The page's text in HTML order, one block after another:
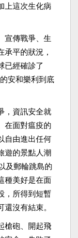
上這次生化病
宣傳戰爭、生
承平的狀況，
已經確診了
安和樂利到底
，資訊安全就
在面對瘟疫的
自由進出任何
遊的景點人潮
及郵輪跳島的
種美好是在面
，所得到短暫
沒有結束。
槍砲、開起飛